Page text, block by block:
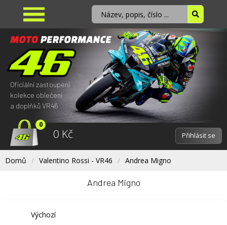
Oficiální zastoupení
kolekce oblečení
a doplňků VR46
Přihlásit se
0
0 Kč
Domů Valentino Rossi - VR46 Andrea Migno
Andrea Migno
Výchozí